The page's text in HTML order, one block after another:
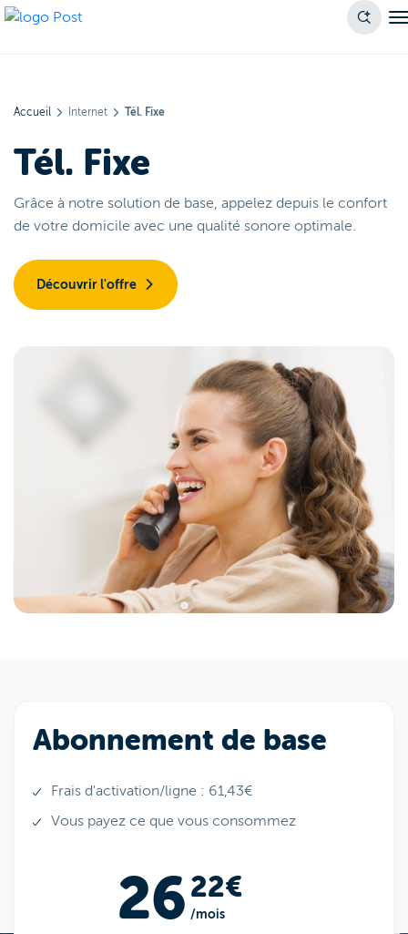
Accueil Internet Tél. Fixe
Tél. Fixe
Grâce à notre solution de base, appelez depuis le confort
de votre domicile avec une qualité sonore optimale.
Découvrir l'offre
Abonnement de base
Frais d'activation/ligne : 61,43€
Vous payez ce que vous consommez
2622€
/mois